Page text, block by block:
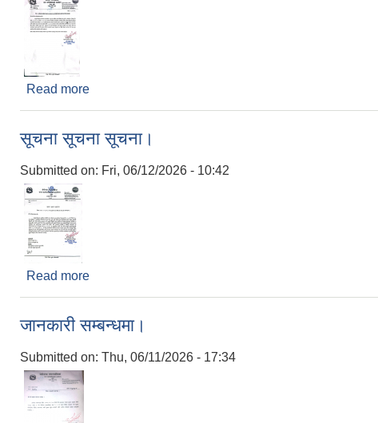
Read more
सूचना सूचना सूचना।
Submitted on: Fri, 06/12/2026 - 10:42
Read more
जानकारी सम्बन्धमा।
Submitted on: Thu, 06/11/2026 - 17:34